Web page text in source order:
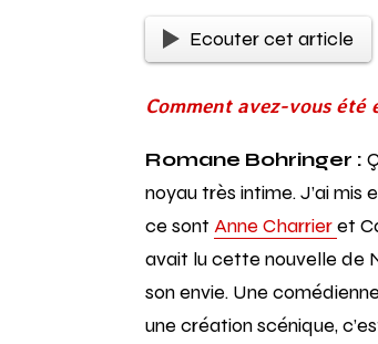
Ecouter cet article
Comment avez-vous
Romane Bohringer :
noyau très intime. J’ai mis
ce sont Anne Charrieret
avait lu cette nouvelle de
son envie. Une
une création scénique,